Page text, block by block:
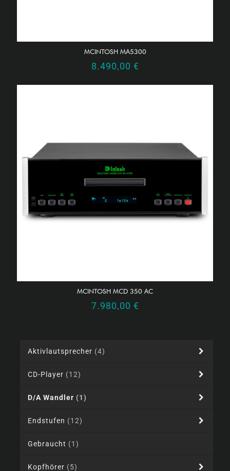
MCINTOSH MA5300
8.490,00 €
MCINTOSH MCD 350 AC
7.980,00 €
Aktivlautsprecher (4)
CD-Player (12)
D/A Wandler (1)
Endstufen (12)
Gebraucht (1)
Kopfhörer (5)